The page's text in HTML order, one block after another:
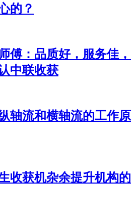
的？
傅：品质好，服务佳，
中联收获
轴流和横轴流的工作原
收获机杂余提升机构的